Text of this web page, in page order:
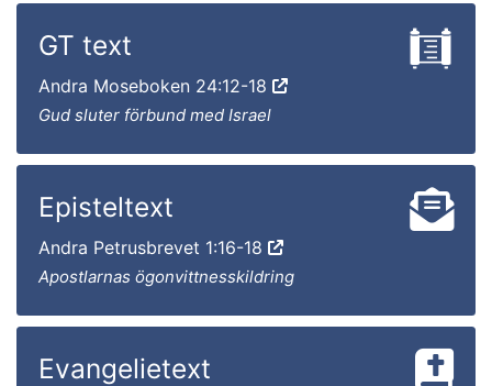
GT text
Andra Moseboken 24:12-18
Gud sluter förbund med Israel
Episteltext
Andra Petrusbrevet 1:16-18
Apostlarnas ögonvittnesskildring
Evangelietext